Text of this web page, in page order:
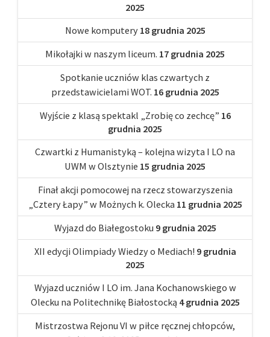
2025
Nowe komputery 18 grudnia 2025
Mikołajki w naszym liceum. 17 grudnia 2025
Spotkanie uczniów klas czwartych z
przedstawicielami WOT. 16 grudnia 2025
Wyjście z klasą spektakl „Zrobię co zechcę” 16
grudnia 2025
Czwartki z Humanistyką – kolejna wizyta I LO na
UWM w Olsztynie 15 grudnia 2025
Finał akcji pomocowej na rzecz stowarzyszenia
„Cztery Łapy” w Możnych k. Olecka 11 grudnia 2025
Wyjazd do Białegostoku 9 grudnia 2025
XII edycji Olimpiady Wiedzy o Mediach! 9 grudnia
2025
Wyjazd uczniów I LO im. Jana Kochanowskiego w
Olecku na Politechnikę Białostocką 4 grudnia 2025
Mistrzostwa Rejonu VI w piłce ręcznej chłopców,